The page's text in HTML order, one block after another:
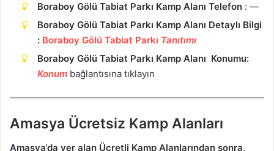
Boraboy Gölü Tabiat Parkı Kamp Alanı Telefon : —
Boraboy Gölü Tabiat Parkı Kamp Alanı Detaylı Bilgi
: Boraboy Gölü Tabiat Parkı Tanıtımı
Boraboy Gölü Tabiat Parkı Kamp Alanı Konumu:
Konum bağlantısına tıklayın
Amasya Ücretsiz Kamp Alanları
Amasya‘da yer alan Ücretli Kamp Alanlarından sonra,